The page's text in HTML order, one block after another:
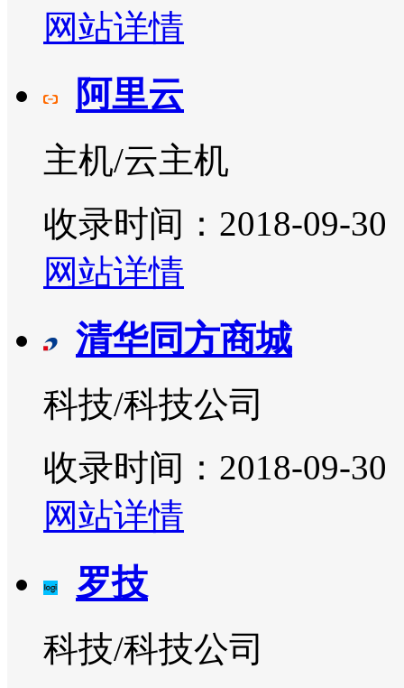
网站详情
阿里云
主机/云主机
收录时间：2018-09-30
网站详情
清华同方商城
科技/科技公司
收录时间：2018-09-30
网站详情
​罗技
科技/科技公司